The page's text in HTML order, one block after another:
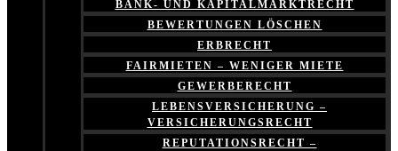
BANK- UND KAPITALMARKTRECHT
BEWERTUNGEN LÖSCHEN
ERBRECHT
FAIRMIETEN – WENIGER MIETE
GEWERBERECHT
LEBENSVERSICHERUNG –
VERSICHERUNGSRECHT
REPUTATIONSRECHT –